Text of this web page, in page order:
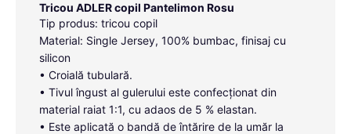
Tricou ADLER copil Pantelimon Rosu
Tip produs: tricou copil
Material: Single Jersey, 100% bumbac, finisaj cu
silicon
• Croială tubulară.
• Tivul îngust al gulerului este confecționat din
material raiat 1:1, cu adaos de 5 % elastan.
• Este aplicată o bandă de întărire de la umăr la